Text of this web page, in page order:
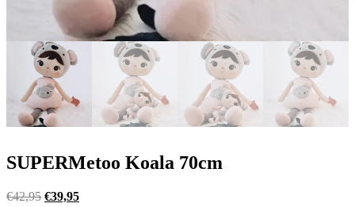
SUPERMetoo Koala 70cm
€42,95 Oorspronkelijke
€39,95Huidige